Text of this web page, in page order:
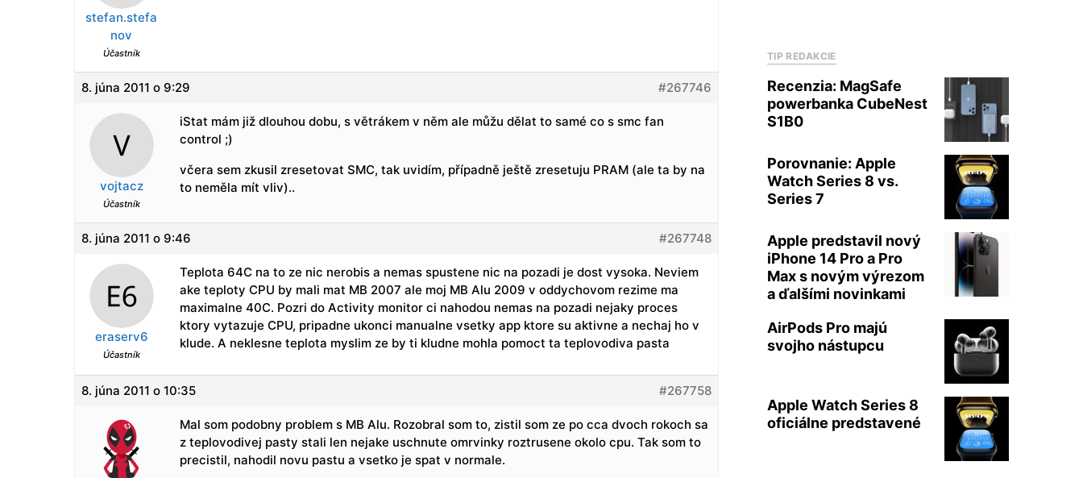
stefan.stefa
nov
Účastník
8. júna 2011 o 9:29 #267746
vojtacz
Účastník
iStat mám již dlouhou dobu, s větrákem v něm ale můžu dělat to samé co s smc fan
control ;)
včera sem zkusil zresetovat SMC, tak uvidím, případně ještě zresetuju PRAM (ale ta by na
to neměla mít vliv)..
8. júna 2011 o 9:46 #267748
eraserv6
Účastník
Teplota 64C na to ze nic nerobis a nemas spustene nic na pozadi je dost vysoka. Neviem
ake teploty CPU by mali mat MB 2007 ale moj MB Alu 2009 v oddychovom rezime ma
maximalne 40C. Pozri do Activity monitor ci nahodou nemas na pozadi nejaky proces
ktory vytazuje CPU, pripadne ukonci manualne vsetky app ktore su aktivne a nechaj ho v
klude. A neklesne teplota myslim ze by ti kludne mohla pomoct ta teplovodiva pasta
8. júna 2011 o 10:35 #267758
Mal som podobny problem s MB Alu. Rozobral som to, zistil som ze po cca dvoch rokoch sa
z teplovodivej pasty stali len nejake uschnute omrvinky roztrusene okolo cpu. Tak som to
precistil, nahodil novu pastu a vsetko je spat v normale.
TIP REDAKCIE
Recenzia: MagSafe
powerbanka CubeNest
S1B0
Porovnanie: Apple
Watch Series 8 vs.
Series 7
Apple predstavil nový
iPhone 14 Pro a Pro
Max s novým výrezom
a ďalšími novinkami
AirPods Pro majú
svojho nástupcu
Apple Watch Series 8
oficiálne predstavené